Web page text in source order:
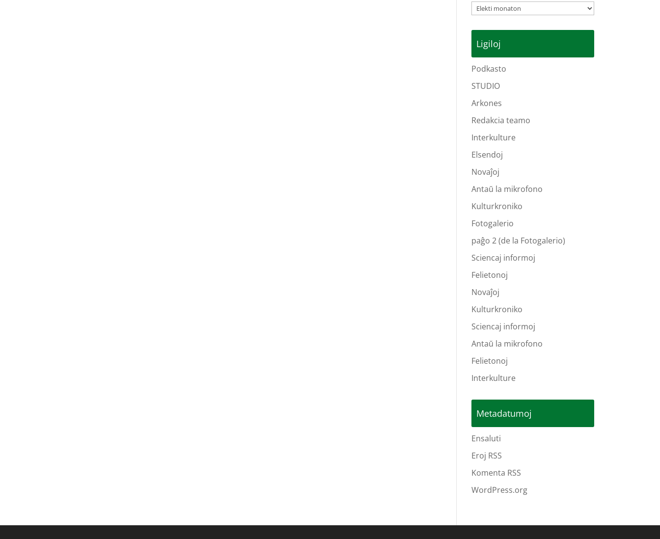
Arkivoj
Ligiloj
Podkasto
STUDIO
Arkones
Redakcia teamo
Interkulture
Elsendoj
Novaĵoj
Antaŭ la mikrofono
Kulturkroniko
Fotogalerio
paĝo 2 (de la Fotogalerio)
Sciencaj informoj
Felietonoj
Novaĵoj
Kulturkroniko
Sciencaj informoj
Antaŭ la mikrofono
Felietonoj
Interkulture
Metadatumoj
Ensaluti
Eroj RSS
Komenta RSS
WordPress.org